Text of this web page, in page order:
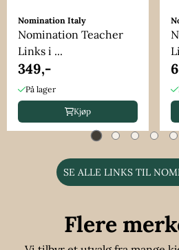
Nomination Italy
Nomination Teacher
Links i ...
349,-
På lager
Kjøp
SE ALLE LINKS TIL
Flere